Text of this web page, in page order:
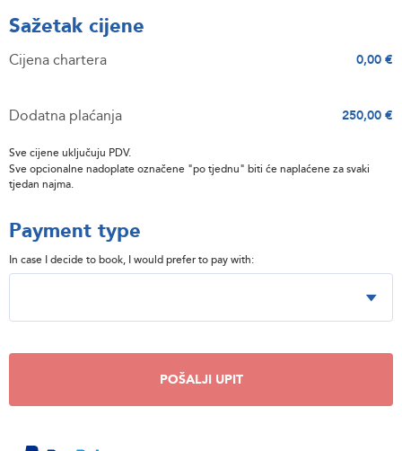
Sažetak cijene
Cijena chartera 0,00 €
Dodatna plaćanja 250,00 €
Sve cijene uključuju PDV.
Sve opcionalne nadoplate označene "po tjednu" biti će naplaćene za svaki
tjedan najma.
Payment type
In case I decide to book, I would prefer to pay with:
POŠALJI UPIT